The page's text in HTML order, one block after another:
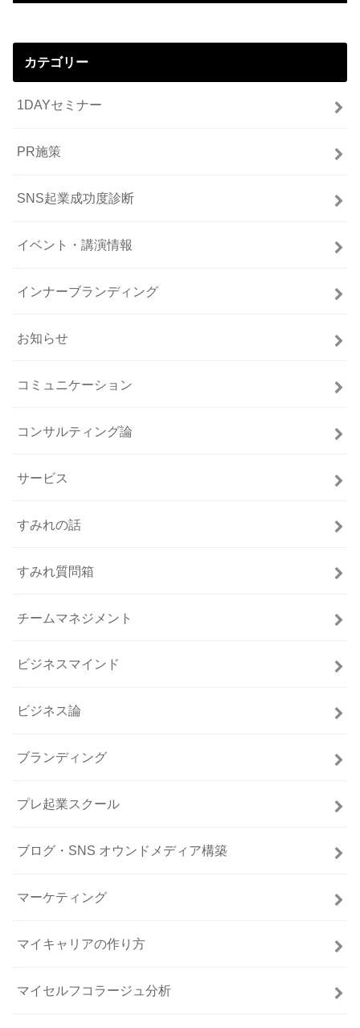
カテゴリー
1DAYセミナー
PR施策
SNS起業成功度診断
イベント・講演情報
インナーブランディング
お知らせ
コミュニケーション
コンサルティング論
サービス
すみれの話
すみれ質問箱
チームマネジメント
ビジネスマインド
ビジネス論
ブランディング
プレ起業スクール
ブログ・SNS オウンドメディア構築
マーケティング
マイキャリアの作り方
マイセルフコラージュ分析